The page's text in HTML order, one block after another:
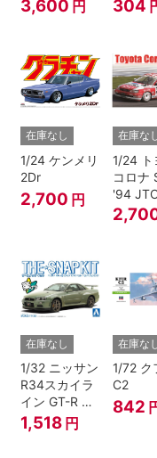
ク レッド/ホ
ト
3,600 円 304
在庫なし
1/24 ケンメリ
2Dr
2,700 円
在庫な
1/24 ト
コロナ
'94
在庫なし
1/32 ニッサン
R34スカイラ
イン GT-R ニ
ュル(ミレニア
ムジェイド)
1,518 円
在庫な
1/72 ク
C2
842